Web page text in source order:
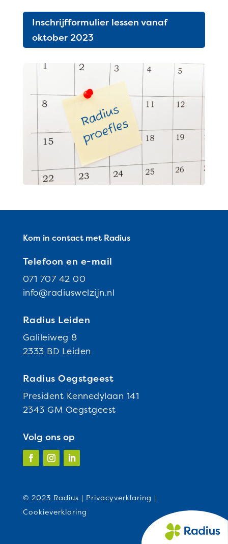
Inschrijfformulier lessen vanaf
oktober 2023
Kom in contact met Radius
Telefoon en e-mail
071 707 42 00
info@radiuswelzijn.nl
Radius Leiden
Galileiweg 8
2333 BD Leiden
Radius Oegstgeest
President Kennedylaan 141
2343 GM Oegstgeest
Volg ons op
© 2023 Radius | Privacyverklaring |
Cookieverklaring